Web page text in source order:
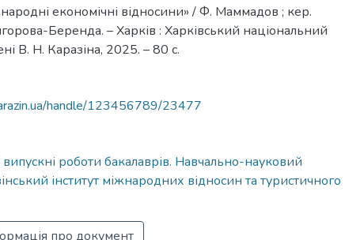
економічні відносини» / Ф. Маммадов ; кер.
Беренда. – Харків : Харківський національний
В. Н. Каразіна, 2025. – 80 с.
handle/123456789/23477
випускні роботи бакалаврів. Навчально-науковий
інститут міжнародних відносин та туристичного
про документ